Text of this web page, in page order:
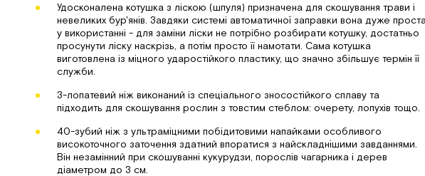
Удосконалена котушка з ліскою (шпуля) призначена для скошування трави і
невеликих бур'янів. Завдяки системі автоматичної заправки вона дуже
у використанні - для заміни ліски не потрібно розбирати котушку, достатньо
просунути ліску наскрізь, а потім просто її намотати. Сама котушка
виготовлена ​​із міцного ударостійкого пластику, що значно збільшує термін її
служби.
3-лопатевий ніж виконаний із спеціального зносостійкого сплаву та
підходить для скошування рослин з товстим стеблом: очерету, лопухів тощо.
40-зубий ніж з ультраміцними побідитовими напайками особливого
високоточного заточення здатний впоратися з найскладнішими завданнями.
Він незамінний при скошуванні кукурудзи, порослів чагарника і дерев
діаметром до 3 см.